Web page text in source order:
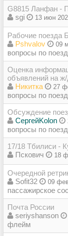
G8815 Ланфан -
sgi
13 июн
Рабочие поезда
Pshvalov
09
вопросы по
Оценка
объявлений на ж/
Никитка
27
вопросы по
Обсуждение
СергейKolon
вопросы по
17/18 Тбилиси -
Пскович
18
Очередной
Sofit32
09
пассажирское
Почта России
seriyshanson
флейм